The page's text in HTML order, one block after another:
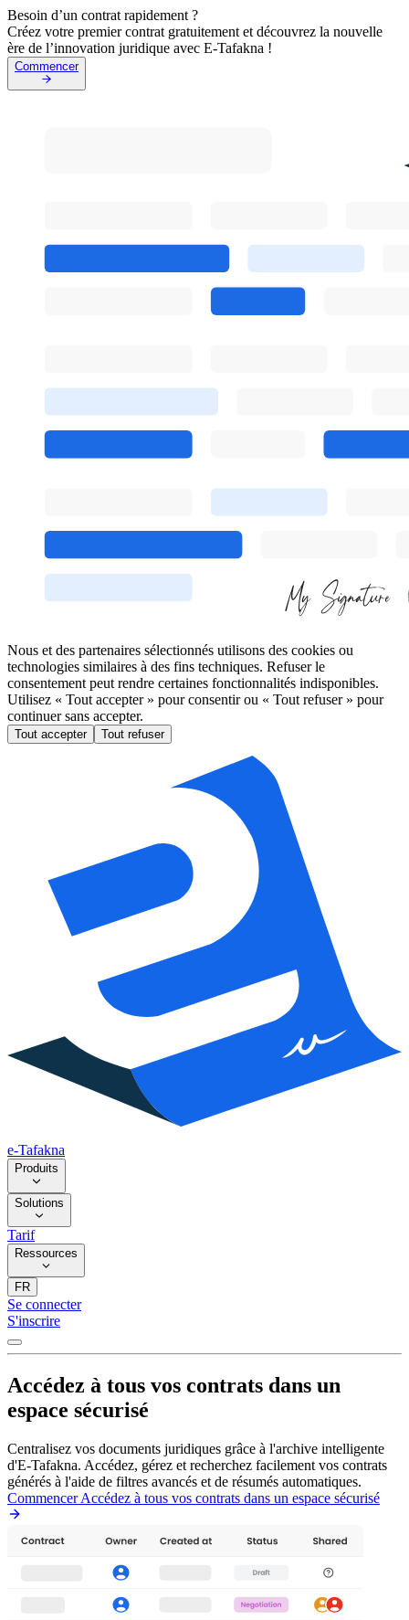
Besoin d’un contrat rapidement ?
Créez votre premier contrat gratuitement et découvrez la nouvelle
ère de l’innovation juridique avec E-Tafakna !
Commencer
Nous et des partenaires sélectionnés utilisons des cookies ou
technologies similaires à des fins techniques. Refuser le
consentement peut rendre certaines fonctionnalités indisponibles.
Utilisez « Tout accepter » pour consentir ou « Tout refuser » pour
continuer sans accepter.
Tout accepter Tout refuser
e-Tafakna
Produits
Solutions
Tarif
Ressources
FR
Se connecter
S'inscrire
Accédez à tous vos contrats dans un
espace sécurisé
Centralisez vos documents juridiques grâce à l'archive intelligente
d'E-Tafakna. Accédez, gérez et recherchez facilement vos contrats
générés à l'aide de filtres avancés et de résumés automatiques.
Commencer Accédez à tous vos contrats dans un espace sécurisé